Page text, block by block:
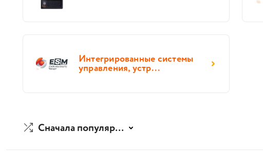
Интегрированные системы
управления, устр...
Сначала популярные